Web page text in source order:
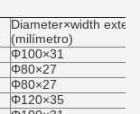
Diameter×width
(milímetro)
Φ100×31
Φ80×27
Φ80×27
Φ120×35